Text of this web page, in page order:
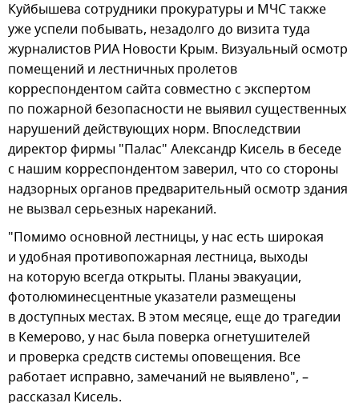
Куйбышева сотрудники прокуратуры и МЧС также
уже успели побывать, незадолго до визита туда
журналистов РИА Новости Крым. Визуальный осмотр
помещений и лестничных пролетов
корреспондентом сайта совместно с экспертом
по пожарной безопасности не выявил существенных
нарушений действующих норм. Впоследствии
директор фирмы "Палас" Александр Кисель в беседе
с нашим корреспондентом заверил, что со стороны
надзорных органов предварительный осмотр здания
не вызвал серьезных нареканий.
"Помимо основной лестницы, у нас есть широкая
и удобная противопожарная лестница, выходы
на которую всегда открыты. Планы эвакуации,
фотолюминесцентные указатели размещены
в доступных местах. В этом месяце, еще до трагедии
в Кемерово, у нас была поверка огнетушителей
и проверка средств системы оповещения. Все
работает исправно, замечаний не выявлено", –
рассказал Кисель.